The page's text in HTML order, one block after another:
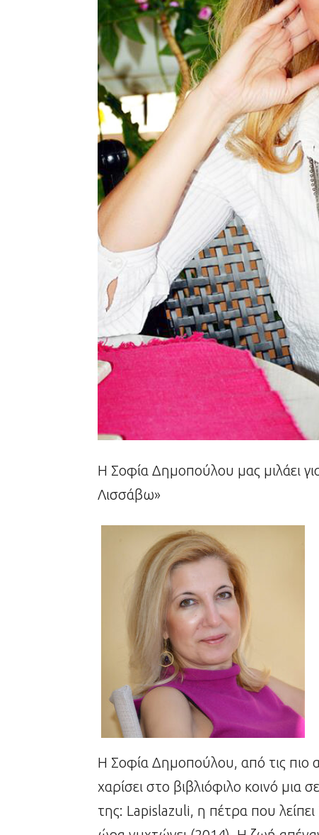
Η Σοφία Δημοπούλου μας μιλάει
Λισσάβω»
Η Σοφία Δημοπούλου, από τις πιο
χαρίσει στο βιβλιόφιλο κοινό
της: Lapislazuli, η πέτρα που